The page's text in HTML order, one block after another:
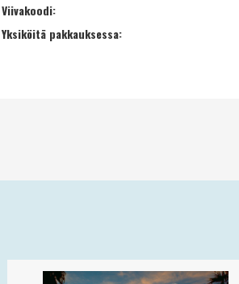
Viivakoodi:
Yksiköitä pakkauksessa: